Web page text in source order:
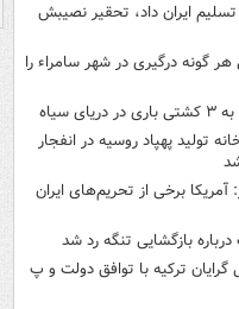
ایران داد، تحقیر نصیبش
گونه درگیری در شهر سامراء را
سیاه
تولید پهپاد روسیه در انفجار
آمریکا برخی از تحریم‌های ایران
بازگشایی تنگه رد شد
ترکیه با توافق دولت و پ